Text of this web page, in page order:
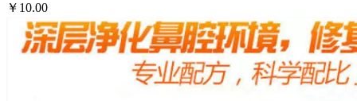
￥10.00